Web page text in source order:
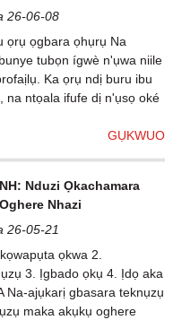
26-06-08
ọrụ ọgbara ọhụrụ Na
tubọn ígwè n'ụwa niile
Ka ọrụ ndị buru ibu
na ntọala ifufe dị n'ụsọ oké
GỤKWUO
Nduzi Ọkachamara
Nhazi
26-05-21
ọkwa 2.
3. Ịgbado ọkụ 4. Ịdọ aka
Na-ajụkarị gbasara teknụzụ
maka akụkụ oghere